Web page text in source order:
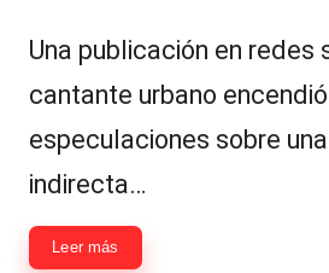
Una publicación en redes
cantante urbano
especulaciones sobre
indirecta…
Leer más